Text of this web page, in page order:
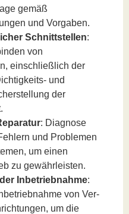
gemäß
und Vorgaben.
Schnittstellen:
von
einschließlich der
und
der
: Diagnose
und Problemen
um einen
zu gewährleisten.
Inbetriebnahme:
von Ver-
um die